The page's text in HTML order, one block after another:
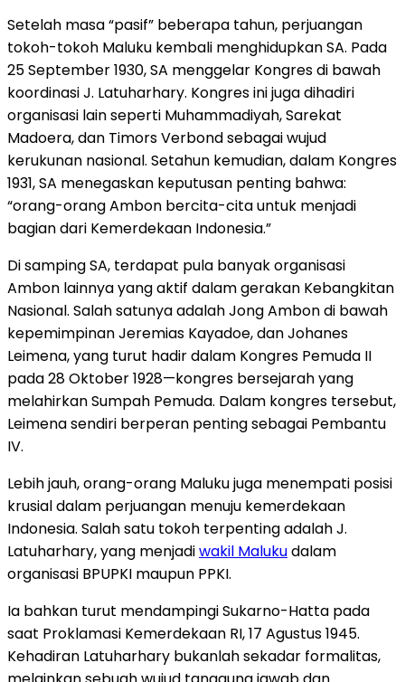
Setelah masa “pasif” beberapa tahun, perjuangan
tokoh-tokoh Maluku kembali menghidupkan SA. Pada
25 September 1930, SA menggelar Kongres di bawah
koordinasi J. Latuharhary. Kongres ini juga dihadiri
organisasi lain seperti Muhammadiyah, Sarekat
Madoera, dan Timors Verbond sebagai wujud
kerukunan nasional. Setahun kemudian, dalam Kongres
1931, SA menegaskan keputusan penting bahwa:
“orang-orang Ambon bercita-cita untuk menjadi
bagian dari Kemerdekaan Indonesia.”
Di samping SA, terdapat pula banyak organisasi
Ambon lainnya yang aktif dalam gerakan Kebangkitan
Nasional. Salah satunya adalah Jong Ambon di bawah
kepemimpinan Jeremias Kayadoe, dan Johanes
Leimena, yang turut hadir dalam Kongres Pemuda II
pada 28 Oktober 1928—kongres bersejarah yang
melahirkan Sumpah Pemuda. Dalam kongres tersebut,
Leimena sendiri berperan penting sebagai Pembantu
IV.
Lebih jauh, orang-orang Maluku juga menempati posisi
krusial dalam perjuangan menuju kemerdekaan
Indonesia. Salah satu tokoh terpenting adalah J.
Latuharhary, yang menjadiwakil Malukudalam
organisasi BPUPKI maupun PPKI.
Ia bahkan turut mendampingi Sukarno-Hatta pada
saat Proklamasi Kemerdekaan RI, 17 Agustus 1945.
Kehadiran Latuharhary bukanlah sekadar formalitas,